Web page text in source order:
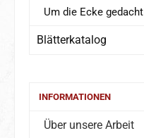
Um die Ecke gedacht
Blätterkatalog
INFORMATIONEN
Über unsere Arbeit